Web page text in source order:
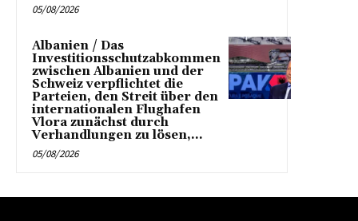
05/08/2026
Albanien / Das
Investitionsschutzabkommen
zwischen Albanien und der
Schweiz verpflichtet die
Parteien, den Streit über den
internationalen Flughafen
Vlora zunächst durch
Verhandlungen zu lösen,...
05/08/2026